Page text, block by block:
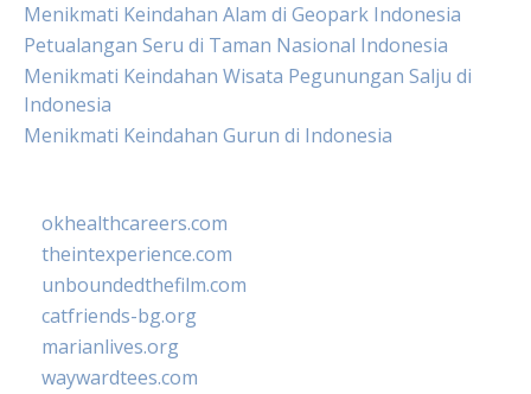
Menikmati Keindahan Alam di Geopark Indonesia
Petualangan Seru di Taman Nasional Indonesia
Menikmati Keindahan Wisata Pegunungan Salju di
Indonesia
Menikmati Keindahan Gurun di Indonesia
okhealthcareers.com
theintexperience.com
unboundedthefilm.com
catfriends-bg.org
marianlives.org
waywardtees.com